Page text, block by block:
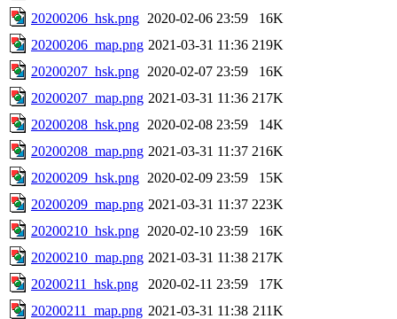
20200206_hsk.png 2020-02-06 23:59
16K
20200206_map.png 2021-03-31 11:36 219K
20200207_hsk.png 2020-02-07 23:59
16K
20200207_map.png 2021-03-31 11:36 217K
20200208_hsk.png 2020-02-08 23:59
14K
20200208_map.png 2021-03-31 11:37 216K
20200209_hsk.png 2020-02-09 23:59
15K
20200209_map.png 2021-03-31 11:37 223K
20200210_hsk.png 2020-02-10 23:59
16K
20200210_map.png 2021-03-31 11:38 217K
20200211_hsk.png
2020-02-11 23:59
17K
20200211_map.png 2021-03-31 11:38 211K